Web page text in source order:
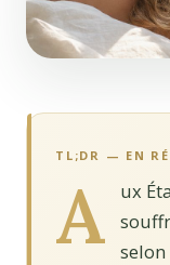
TL;DR — EN
A
ux
selon